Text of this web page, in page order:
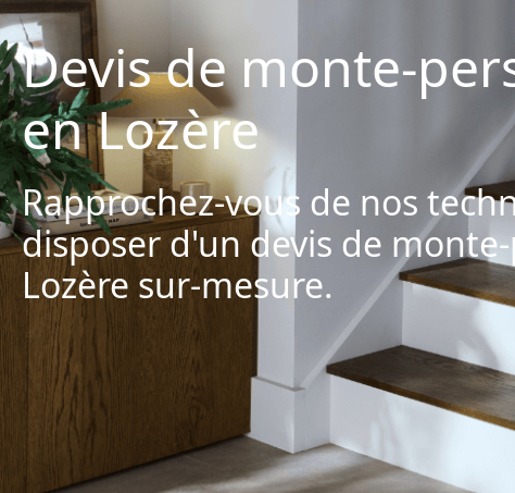
Devis de monte-
en Lozère
Rapprochez-vous de nos
disposer d'un devis de
Lozère sur-mesure.